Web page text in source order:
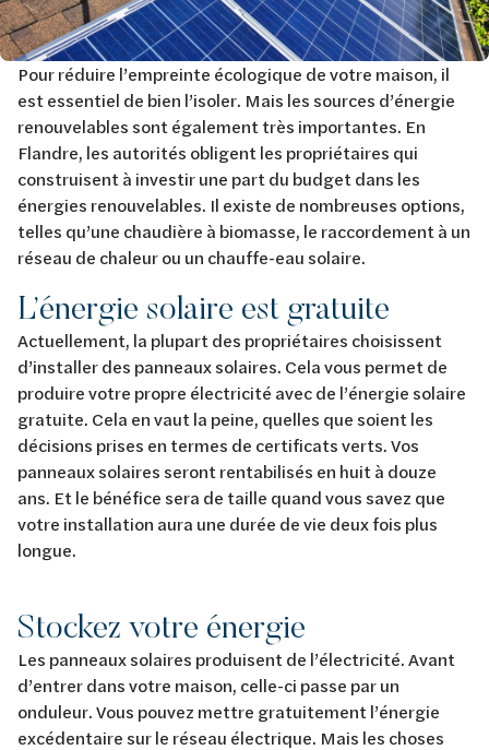
Pour réduire l’empreinte écologique de votre maison, il
est essentiel de bien l’isoler. Mais les sources d’énergie
renouvelables sont également très importantes. En
Flandre, les autorités obligent les propriétaires qui
construisent à investir une part du budget dans les
énergies renouvelables. Il existe de nombreuses options,
telles qu’une chaudière à biomasse, le raccordement à un
réseau de chaleur ou un chauffe-eau solaire.
L’énergie solaire est gratuite
Actuellement, la plupart des propriétaires choisissent
d’installer des panneaux solaires. Cela vous permet de
produire votre propre électricité avec de l’énergie solaire
gratuite. Cela en vaut la peine, quelles que soient les
décisions prises en termes de certificats verts. Vos
panneaux solaires seront rentabilisés en huit à douze
ans. Et le bénéfice sera de taille quand vous savez que
votre installation aura une durée de vie deux fois plus
longue.
Stockez votre énergie
Les panneaux solaires produisent de l’électricité. Avant
d’entrer dans votre maison, celle-ci passe par un
onduleur. Vous pouvez mettre gratuitement l’énergie
excédentaire sur le réseau électrique. Mais les choses